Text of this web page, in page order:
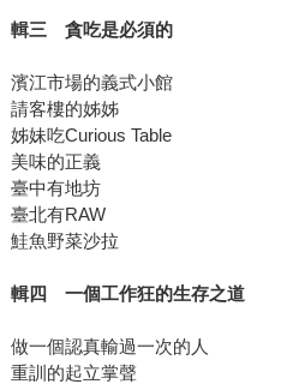
輯三 貪吃是必須的
濱江市場的義式小館
請客樓的姊姊
姊妹吃Curious Table
美味的正義
臺中有地坊
臺北有RAW
鮭魚野菜沙拉
輯四 一個工作狂的生存之道
做一個認真輸過一次的人
重訓的起立掌聲